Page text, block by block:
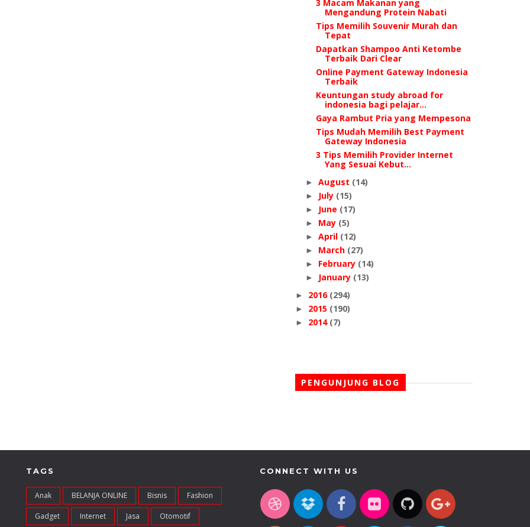
3 Macam Makanan yang
Mengandung Protein Nabati
Tips Memilih Souvenir Murah dan
Tepat
Dapatkan Shampoo Anti Ketombe
Terbaik Dari Clear
Online Payment Gateway Indonesia
Terbaik
Keuntungan study abroad for
indonesia bagi pelajar...
Gaya Rambut Pria yang Mempesona
Tips Mudah Memilih Best Payment
Gateway Indonesia
3 Tips Memilih Provider Internet
Yang Sesuai Kebut...
► August (14)
► July (15)
► June (17)
► May (5)
► April (12)
► March (27)
► February (14)
► January (13)
► 2016 (294)
► 2015 (190)
► 2014 (7)
PENGUNJUNG BLOG
TAGS
Anak BELANJA ONLINE Bisnis Fashion
Gadget Internet Jasa Otomotif
CONNECT WITH US